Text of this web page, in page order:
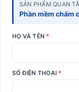
SẢN PHẨM QUAN
Phần mềm chấm
HỌ VÀ TÊN *
SỐ ĐIỆN THOẠI *